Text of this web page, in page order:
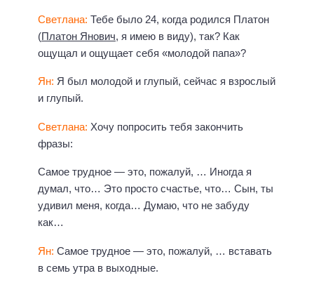
Светлана: Тебе было 24, когда родился Платон
(Платон Янович, я имею в виду), так? Как
ощущал и ощущает себя «молодой папа»?
Ян: Я был молодой и глупый, сейчас я взрослый
и глупый.
Светлана: Хочу попросить тебя закончить
фразы:
Самое трудное — это, пожалуй, … Иногда я
думал, что… Это просто счастье, что… Сын, ты
удивил меня, когда… Думаю, что не забуду
как…
Ян: Самое трудное — это, пожалуй, … вставать
в семь утра в выходные.